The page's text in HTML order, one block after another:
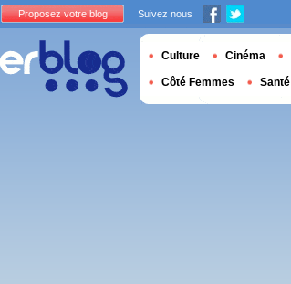
Proposez votre blog Suivez nous
Culture Cinéma
Côté Femmes Santé